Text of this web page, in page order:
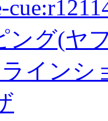
ング(ヤ
インシ